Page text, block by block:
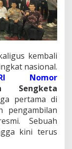
kembali
nasional.
Nomor
Sengketa
pertama di
pengambilan
Sebuah
kini terus